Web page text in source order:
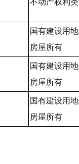
不动产权利
国有建设用
房屋所有
国有建设用
房屋所有
国有建设用
房屋所有